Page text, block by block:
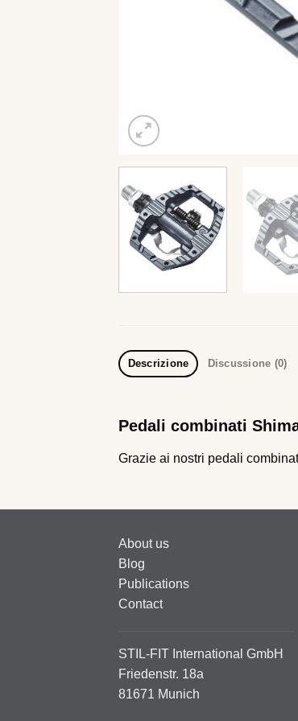
Descrizione Discussione (0)
Pedali combinati
Grazie ai nostri pedali
About us
Blog
Publications
Contact
STIL-FIT International GmbH
Friedenstr. 18a
81671 Munich